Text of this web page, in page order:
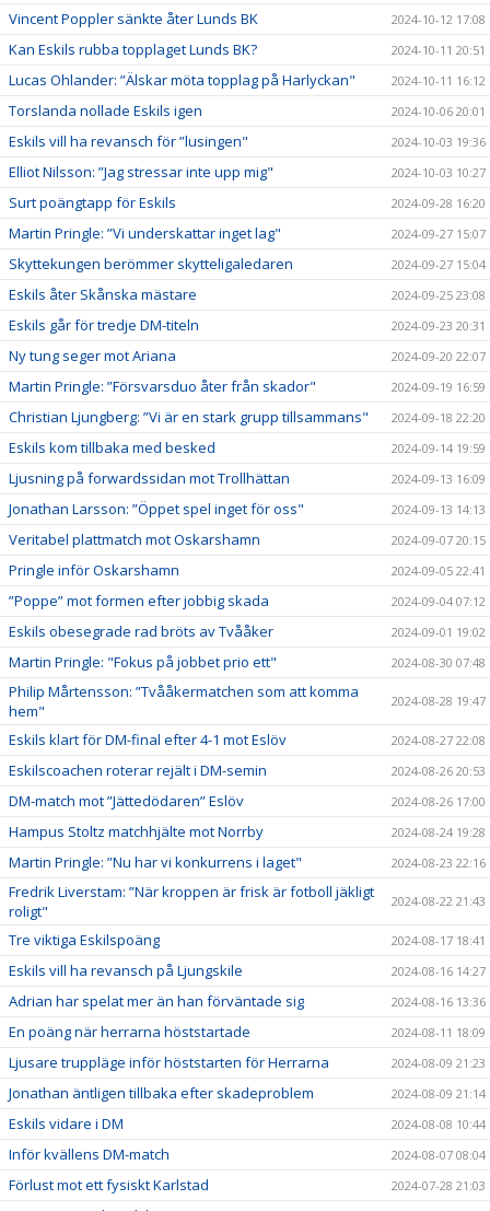
Vincent Poppler sänkte åter Lunds BK 2024-10-12 17:08
Kan Eskils rubba topplaget Lunds BK? 2024-10-11 20:51
Lucas Ohlander: ”Älskar möta topplag på Harlyckan" 2024-10-11 16:12
Torslanda nollade Eskils igen 2024-10-06 20:01
Eskils vill ha revansch för ”lusingen" 2024-10-03 19:36
Elliot Nilsson: ”Jag stressar inte upp mig" 2024-10-03 10:27
Surt poängtapp för Eskils 2024-09-28 16:20
Martin Pringle: ”Vi underskattar inget lag" 2024-09-27 15:07
Skyttekungen berömmer skytteligaledaren 2024-09-27 15:04
Eskils åter Skånska mästare 2024-09-25 23:08
Eskils går för tredje DM-titeln 2024-09-23 20:31
Ny tung seger mot Ariana 2024-09-20 22:07
Martin Pringle: ”Försvarsduo åter från skador" 2024-09-19 16:59
Christian Ljungberg: ”Vi är en stark grupp tillsammans" 2024-09-18 22:20
Eskils kom tillbaka med besked 2024-09-14 19:59
Ljusning på forwardssidan mot Trollhättan 2024-09-13 16:09
Jonathan Larsson: ”Öppet spel inget för oss" 2024-09-13 14:13
Veritabel plattmatch mot Oskarshamn 2024-09-07 20:15
Pringle inför Oskarshamn 2024-09-05 22:41
”Poppe” mot formen efter jobbig skada 2024-09-04 07:12
Eskils obesegrade rad bröts av Tvååker 2024-09-01 19:02
Martin Pringle: "Fokus på jobbet prio ett" 2024-08-30 07:48
Philip Mårtensson: ”Tvååkermatchen som att komma
hem"
2024-08-28 19:47
Eskils klart för DM-final efter 4-1 mot Eslöv 2024-08-27 22:08
Eskilscoachen roterar rejält i DM-semin 2024-08-26 20:53
DM-match mot ”Jättedödaren” Eslöv 2024-08-26 17:00
Hampus Stoltz matchhjälte mot Norrby 2024-08-24 19:28
Martin Pringle: ”Nu har vi konkurrens i laget" 2024-08-23 22:16
Fredrik Liverstam: ”När kroppen är frisk är fotboll jäkligt
roligt"
2024-08-22 21:43
Tre viktiga Eskilspoäng 2024-08-17 18:41
Eskils vill ha revansch på Ljungskile 2024-08-16 14:27
Adrian har spelat mer än han förväntade sig 2024-08-16 13:36
En poäng när herrarna höststartade 2024-08-11 18:09
Ljusare truppläge inför höststarten för Herrarna 2024-08-09 21:23
Jonathan äntligen tillbaka efter skadeproblem 2024-08-09 21:14
Eskils vidare i DM 2024-08-08 10:44
Inför kvällens DM-match 2024-08-07 08:04
Förlust mot ett fysiskt Karlstad 2024-07-28 21:03